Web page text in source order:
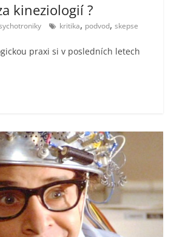
kineziologií ?
kritika, podvod,skepse
praxi si v posledních letech